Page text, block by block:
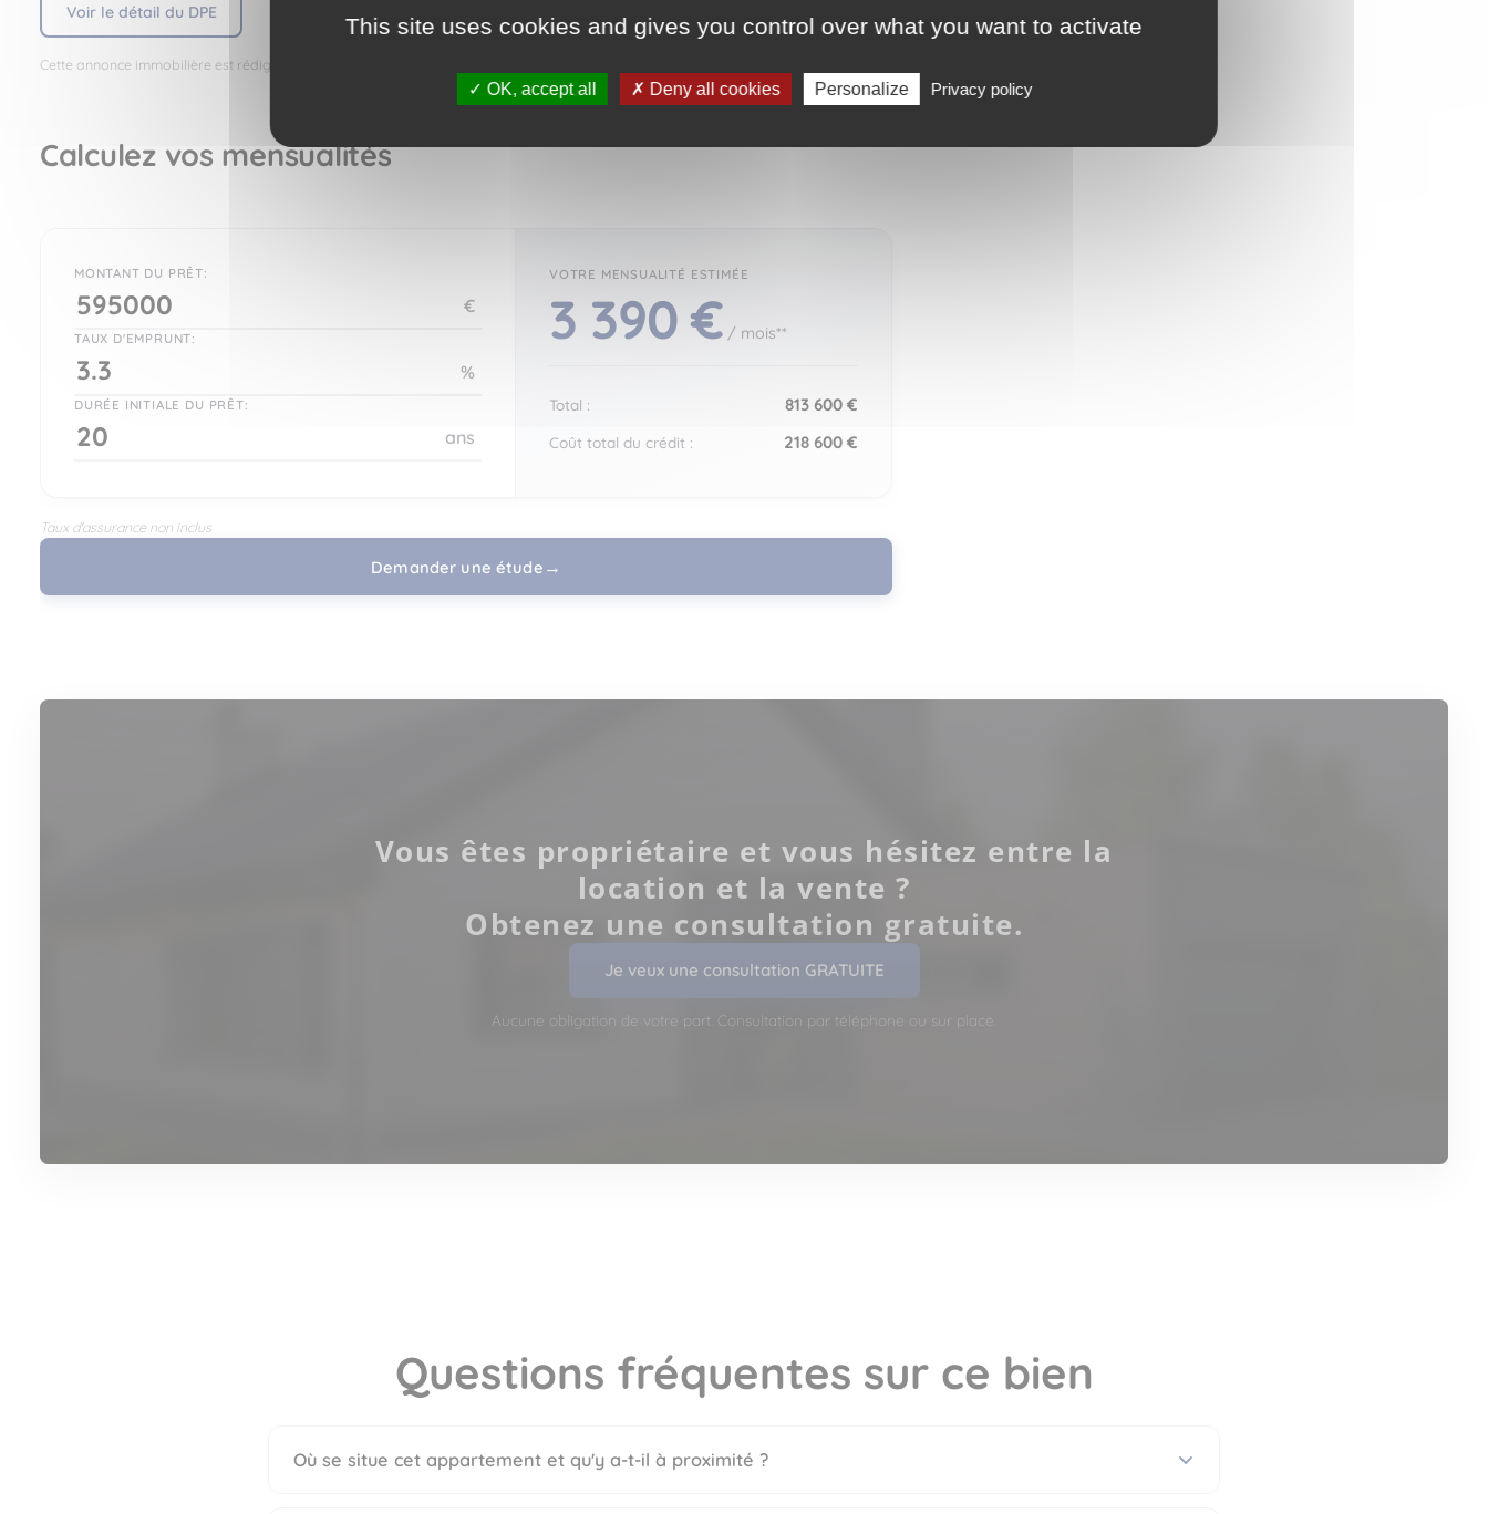
Voir le détail du DPE
Cette annonce immobilière est rédigée sous la responsabilité de l’annonceur.
Calculez vos mensualités
MONTANT DU PRÊT:
€
TAUX D'EMPRUNT:
%
DURÉE INITIALE DU PRÊT:
ans
3 390 € / mois**
Total : 813 600 €
Coût total du crédit : 218 600 €
Demander une étude
Taux d'assurance non inclus
Vous êtes propriétaire et vous hésitez entre la
location et la vente ?
Obtenez une consultation gratuite.
Je veux une consultation GRATUITE
Aucune obligation de votre part. Consultation par téléphone ou sur place.
Questions fréquentes sur ce bien
Où se situe cet appartement et qu'y a-t-il à proximité ?
This site uses cookies and gives you control over what you want to activate
OK, accept all Deny all cookies Personalize Privacy policy